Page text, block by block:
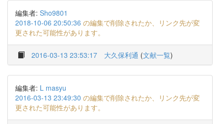
編集者: Sho9801
2018-10-06 20:50:36 の編集で削除されたか、リンク先が変
更された可能性があります。
2016-03-13 23:53:17 大久保利通 (文献一覧)
編集者: L masyu
2016-03-13 23:49:30 の編集で削除されたか、リンク先が変
更された可能性があります。